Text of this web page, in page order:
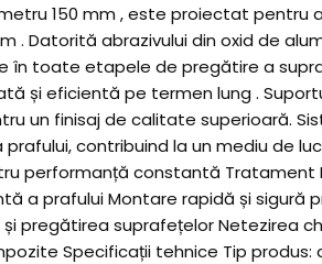
150 mm , este proiectat
. Datorită abrazivului din oxid de
toate etapele de pregătire a
și eficientă pe termen lung .
un finisaj de calitate superioară.
contribuind la un mediu de
performanță constantă
a prafului Montare rapidă și
pregătirea suprafețelor Netezirea
Specificații tehnice Tip produs: